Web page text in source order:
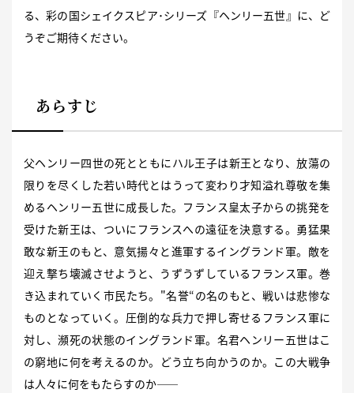
る、彩の国シェイクスピア･シリーズ『ヘンリー五世』に、ど
うぞご期待ください。
あらすじ
父ヘンリー四世の死とともにハル王子は新王となり、放蕩の
限りを尽くした若い時代とはうって変わり才知溢れ尊敬を集
めるヘンリー五世に成長した。フランス皇太子からの挑発を
受けた新王は、ついにフランスへの遠征を決意する。勇猛果
敢な新王のもと、意気揚々と進軍するイングランド軍。敵を
迎え撃ち壊滅させようと、うずうずしているフランス軍。巻
き込まれていく市民たち。"名誉“の名のもと、戦いは悲惨な
ものとなっていく。圧倒的な兵力で押し寄せるフランス軍に
対し、瀕死の状態のイングランド軍。名君ヘンリー五世はこ
の窮地に何を考えるのか。どう立ち向かうのか。この大戦争
は人々に何をもたらすのか——